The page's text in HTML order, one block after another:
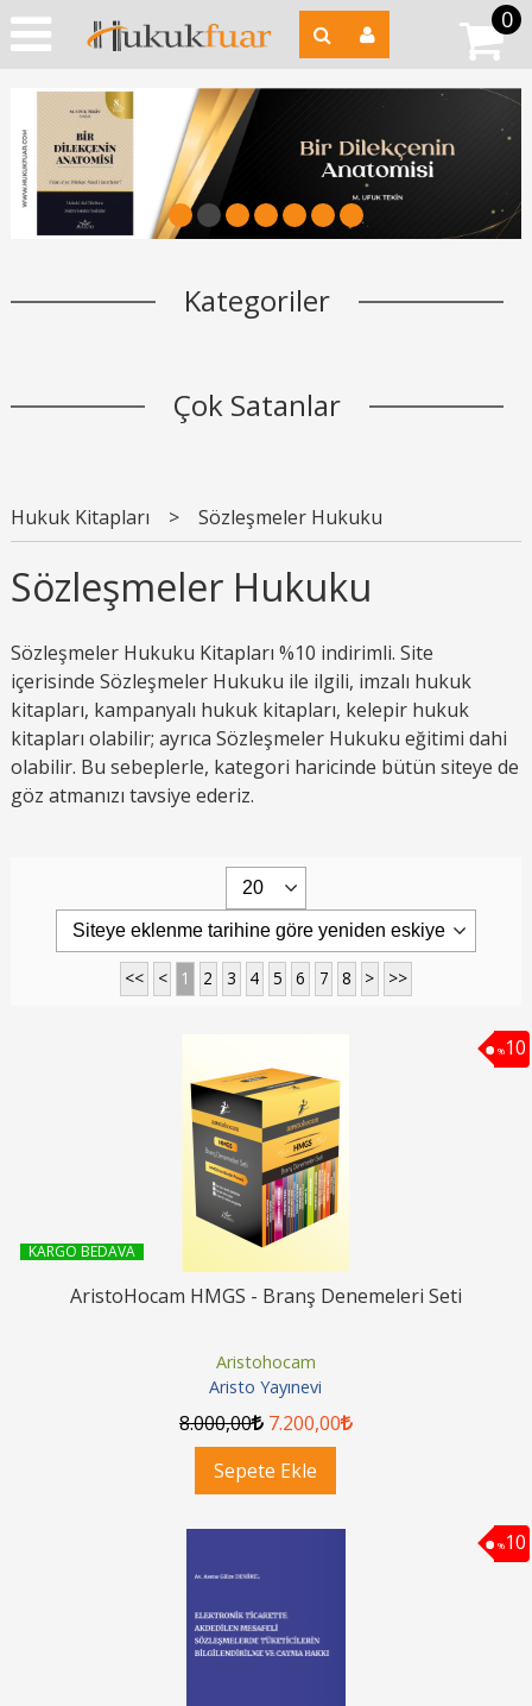
0
1 2 3 4 5 6 7
Kategoriler
Çok Satanlar
Hukuk Kitapları > Sözleşmeler Hukuku
Sözleşmeler Hukuku
Sözleşmeler Hukuku Kitapları %10 indirimli. Site
içerisinde Sözleşmeler Hukuku ile ilgili, imzalı hukuk
kitapları, kampanyalı hukuk kitapları, kelepir hukuk
kitapları olabilir; ayrıca Sözleşmeler Hukuku eğitimi dahi
olabilir. Bu sebeplerle, kategori haricinde bütün siteye de
göz atmanızı tavsiye ederiz.
<< < 1 2 3 4 5 6 7 8 > >>
%10
KARGO BEDAVA
AristoHocam HMGS - Branş Denemeleri Seti
Aristohocam
Aristo Yayınevi
8.000,00 7.200,00
Sepete Ekle
%10